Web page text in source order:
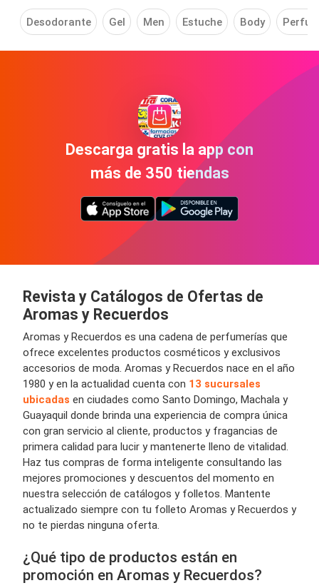
Desodorante Gel Men Estuche Body
Descarga gratis la app con
más de 350 tiendas
Revista y Catálogos de Ofertas de
Aromas y Recuerdos
Aromas y Recuerdos es una cadena de perfumerías que
ofrece excelentes productos cosméticos y exclusivos
accesorios de moda. Aromas y Recuerdos nace en el año
1980 y en la actualidad cuenta con 13 sucursales
ubicadas en ciudades como Santo Domingo, Machala y
Guayaquil donde brinda una experiencia de compra única
con gran servicio al cliente, productos y fragancias de
primera calidad para lucir y mantenerte lleno de vitalidad.
Haz tus compras de forma inteligente consultando las
mejores promociones y descuentos del momento en
nuestra selección de catálogos y folletos. Mantente
actualizado siempre con tu folleto Aromas y Recuerdos y
no te pierdas ninguna oferta.
¿Qué tipo de productos están en
promoción en Aromas y Recuerdos?